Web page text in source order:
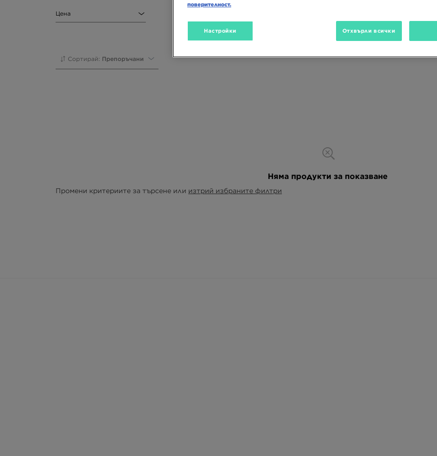
Цена
Сортирай: Препоръчани
Няма продукти за показване
Промени критериите за търсене или изтрий избраните филтри
поверителност.
Настройки Отхвърли всички